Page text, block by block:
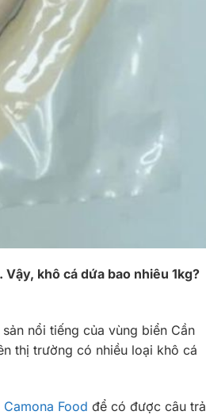
khô cá dứa bao nhiêu 1kg?
nổi tiếng của vùng biển Cần
thị trường có nhiều loại khô cá
Camona Food để có được câu trả